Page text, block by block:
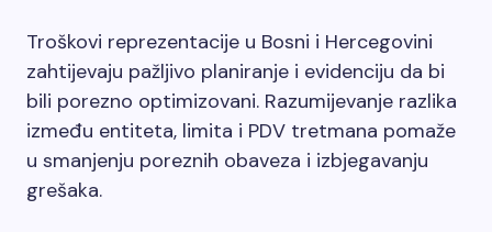
Troškovi reprezentacije u Bosni i Hercegovini
zahtijevaju pažljivo planiranje i evidenciju da bi
bili porezno optimizovani. Razumijevanje razlika
između entiteta, limita i PDV tretmana pomaže
u smanjenju poreznih obaveza i izbjegavanju
grešaka.